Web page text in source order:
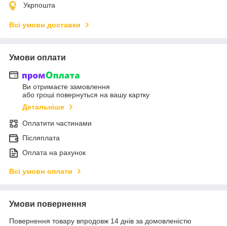
Укрпошта
Всі умови доставки
Умови оплати
Ви отримаєте замовлення
або гроші повернуться на вашу картку
Детальніше
Оплатити частинами
Післяплата
Оплата на рахунок
Всі умови оплати
Умови повернення
Повернення товару впродовж 14 днів за домовленістю